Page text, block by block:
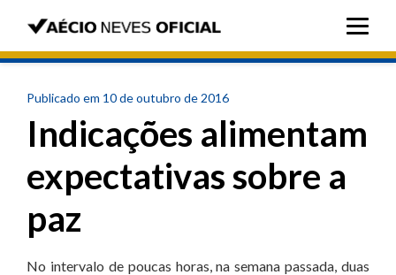
Publicado em 10 de outubro de 2016
Indicações alimentam
expectativas sobre a
paz
No intervalo de poucas horas, na semana passada, duas